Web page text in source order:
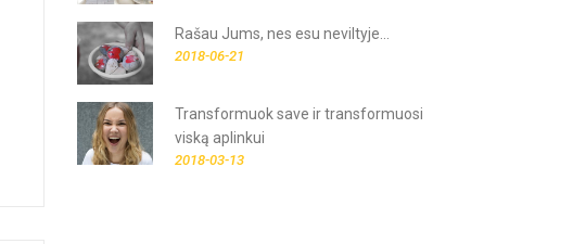
Rašau Jums, nes esu neviltyje...
2018-06-21
Transformuok save ir transformuosi
viską aplinkui
2018-03-13